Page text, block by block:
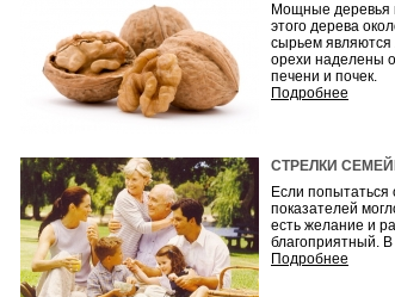
Мощные деревья
этого дерева
сырьем являются
орехи наделены
печени и почек.
Подробнее
СТРЕЛКИ
Если попытаться
показателей
есть желание и
благоприятный.
Подробнее